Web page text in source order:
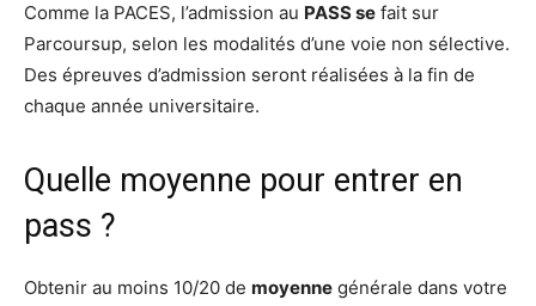
Comme la PACES, l’admission au PASS se fait sur
Parcoursup, selon les modalités d’une voie non sélective.
Des épreuves d’admission seront réalisées à la fin de
chaque année universitaire.
Quelle moyenne pour entrer en
pass ?
Obtenir au moins 10/20 de moyenne générale dans votre